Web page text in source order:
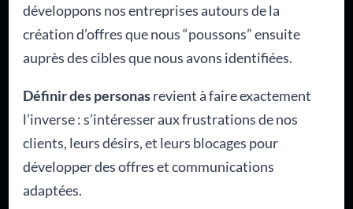
développons nos entreprises autours de la
création d’offres que nous “poussons” ensuite
auprès des cibles que nous avons identifiées.
Définir des personasrevient à faire exactement
l’inverse : s’intéresser aux frustrations de nos
clients, leurs désirs, et leurs blocages pour
développer des offres et communications
adaptées.